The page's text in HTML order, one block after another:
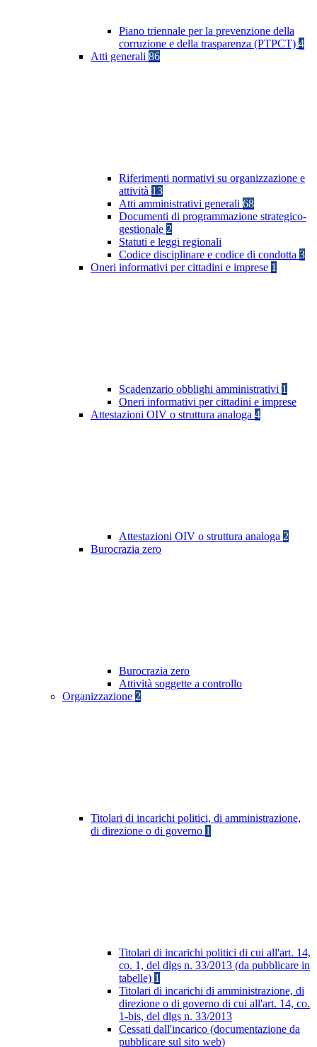
Piano triennale per la prevenzione della
corruzione e della trasparenza (PTPCT) 4
Atti generali 86
Riferimenti normativi su organizzazione e
attività 13
Atti amministrativi generali 68
Documenti di programmazione strategico-
gestionale 2
Statuti e leggi regionali
Codice disciplinare e codice di condotta 3
Oneri informativi per cittadini e imprese 1
Scadenzario obblighi amministrativi 1
Oneri informativi per cittadini e imprese
Attestazioni OIV o struttura analoga 4
Attestazioni OIV o struttura analoga 2
Burocrazia zero
Burocrazia zero
Attività soggette a controllo
Organizzazione 2
Titolari di incarichi politici, di amministrazione,
di direzione o di governo 1
Titolari di incarichi politici di cui all'art. 14,
co. 1, del dlgs n. 33/2013 (da pubblicare in
tabelle) 1
Titolari di incarichi di amministrazione, di
direzione o di governo di cui all'art. 14, co.
1-bis, del dlgs n. 33/2013
Cessati dall'incarico (documentazione da
pubblicare sul sito web)